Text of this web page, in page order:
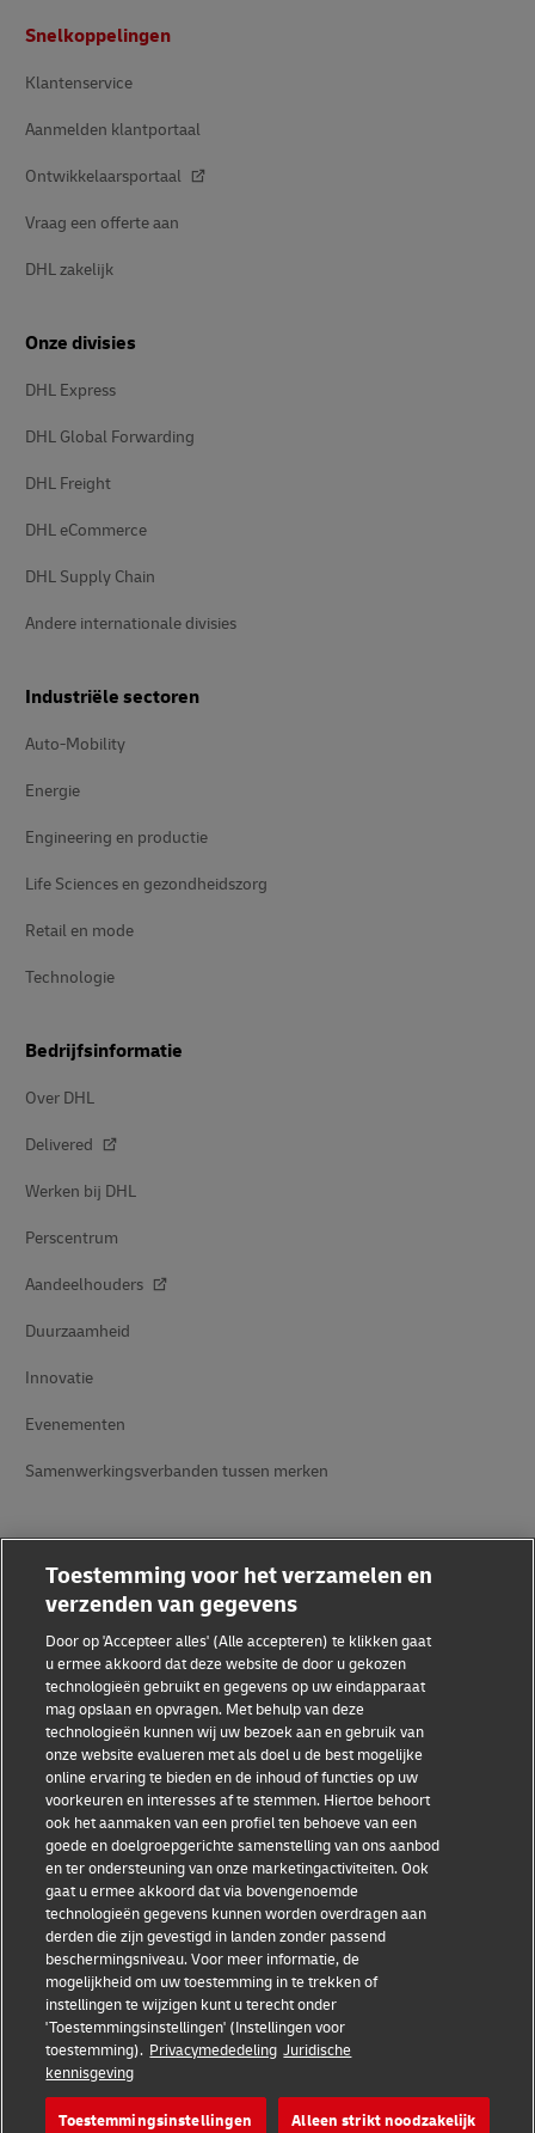
Snelkoppelingen
Klantenservice
Aanmelden klantportaal
Ontwikkelaarsportaal
Vraag een offerte aan
DHL zakelijk
Onze divisies
DHL Express
DHL Global Forwarding
DHL Freight
DHL eCommerce
DHL Supply Chain
Andere internationale divisies
Industriële sectoren
Auto-Mobility
Energie
Engineering en productie
Life Sciences en gezondheidszorg
Retail en mode
Technologie
Bedrijfsinformatie
Over DHL
Delivered
Werken bij DHL
Perscentrum
Aandeelhouders
Duurzaamheid
Innovatie
Evenementen
Samenwerkingsverbanden tussen merken
Fraudebewustzijn
Juridische kennisgeving
Gebruiksvoorwaarden
Privacyverklaring
Toegankelijkheid
Aanvullende informatie
Cookie-instellingen
Volg ons
Toestemming voor het verzamelen en
verzenden van gegevens
Door op 'Accepteer alles' (Alle accepteren) te klikken gaat
u ermee akkoord dat deze website de door u gekozen
technologieën gebruikt en gegevens op uw eindapparaat
mag opslaan en opvragen. Met behulp van deze
technologieën kunnen wij uw bezoek aan en gebruik van
onze website evalueren met als doel u de best mogelijke
online ervaring te bieden en de inhoud of functies op uw
voorkeuren en interesses af te stemmen. Hiertoe behoort
ook het aanmaken van een profiel ten behoeve van een
goede en doelgroepgerichte samenstelling van ons aanbod
en ter ondersteuning van onze marketingactiviteiten. Ook
gaat u ermee akkoord dat via bovengenoemde
technologieën gegevens kunnen worden overdragen aan
derden die zijn gevestigd in landen zonder passend
beschermingsniveau. Voor meer informatie, de
mogelijkheid om uw toestemming in te trekken of
instellingen te wijzigen kunt u terecht onder
'Toestemmingsinstellingen' (Instellingen voor
toestemming). Privacymededeling Juridische
kennisgeving
Toestemmingsinstellingen Alleen strikt noodzakelijk